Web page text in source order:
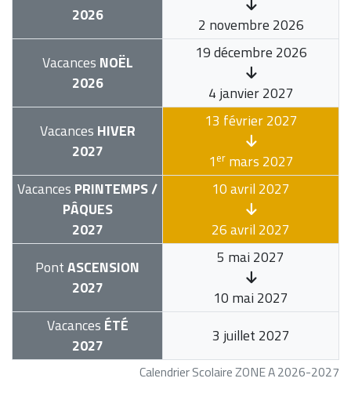
Calendrier Scolaire ZONE A 2026-2027
2026
2 novembre 2026
Vacances NOËL
2026
19 décembre 2026
4 janvier 2027
Vacances HIVER
2027
13 février 2027
1ermars 2027
Vacances PRINTEMPS /
PÂQUES
2027
10 avril 2027
26 avril 2027
PontASCENSION
2027
5 mai 2027
10 mai 2027
Vacances ÉTÉ
2027
3 juillet 2027